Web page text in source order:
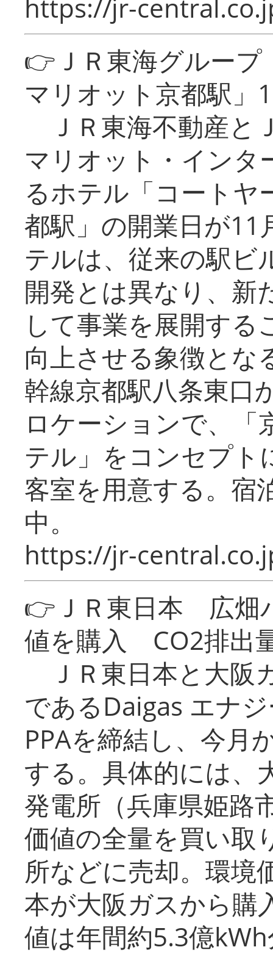
https://jr-
👉ＪＲ東海グルー
マリオット京都駅」
ＪＲ東海不動産と
マリオット・インタ
るホテル「コートヤ
都駅」の開業日が11
テルは、従来の駅ビ
開発とは異なり、新
して事業を展開する
向上させる象徴とな
幹線京都駅八条東口
ロケーションで、「
テル」をコンセプト
客室を用意する。宿
中。
https://jr-
👉ＪＲ東日本 広畑
値を購入 CO2排出
ＪＲ東日本と大阪
であるDaigas エナ
PPAを締結し、今月
する。具体的には、
発電所（兵庫県姫路
価値の全量を買い取
所などに売却。環境
本が大阪ガスから購
値は年間約5.3億